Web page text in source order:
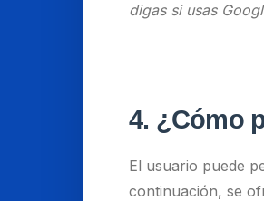
digas si usas
4. ¿Cómo
El usuario puede
continuación, se